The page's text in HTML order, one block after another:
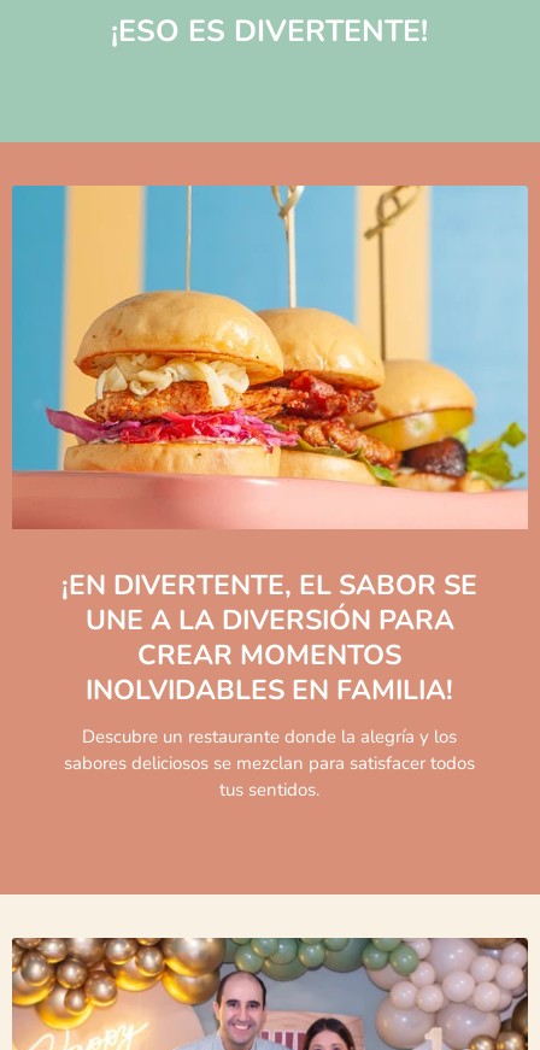
¡ESO ES DIVERTENTE!
¡EN DIVERTENTE, EL SABOR SE
UNE A LA DIVERSIÓN PARA
CREAR MOMENTOS
INOLVIDABLES EN FAMILIA!
Descubre un restaurante donde la alegría y los
sabores deliciosos se mezclan para satisfacer todos
tus sentidos.